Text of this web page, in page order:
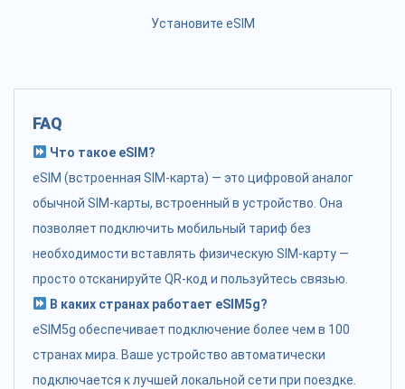
Установите eSIM
FAQ
Что такое eSIM?
eSIM (встроенная SIM-карта) — это цифровой аналог
обычной SIM-карты, встроенный в устройство. Она
позволяет подключить мобильный тариф без
необходимости вставлять физическую SIM-карту —
просто отсканируйте QR-код и пользуйтесь связью.
В каких странах работает eSIM5g?
eSIM5g обеспечивает подключение более чем в 100
странах мира. Ваше устройство автоматически
подключается к лучшей локальной сети при поездке.